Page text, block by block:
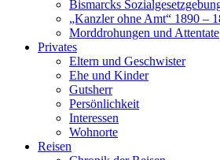
Bismarcks
„Kanzler ohne Amt“ 1890 –
Morddrohungen und Attentate
Privates
Eltern und Geschwister
Ehe und Kinder
Gutsherr
Persönlichkeit
Interessen
Wohnorte
Reisen